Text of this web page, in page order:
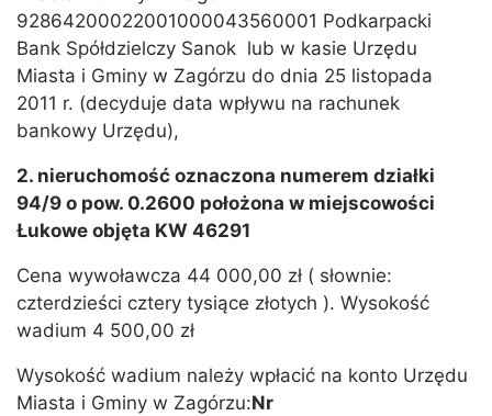
92864200022001000043560001 Podkarpacki
Bank Spółdzielczy Sanok lub w kasie Urzędu
Miasta i Gminy w Zagórzu do dnia 25 listopada
2011 r. (decyduje data wpływu na rachunek
bankowy Urzędu),
2. nieruchomość oznaczona numerem działki
94/9 o pow. 0.2600 położona w miejscowości
Łukowe objęta KW 46291
Cena wywoławcza 44 000,00 zł ( słownie:
czterdzieści cztery tysiące złotych ). Wysokość
wadium 4 500,00 zł
Wysokość wadium należy wpłacić na konto Urzędu
Miasta i Gminy w Zagórzu:Nr